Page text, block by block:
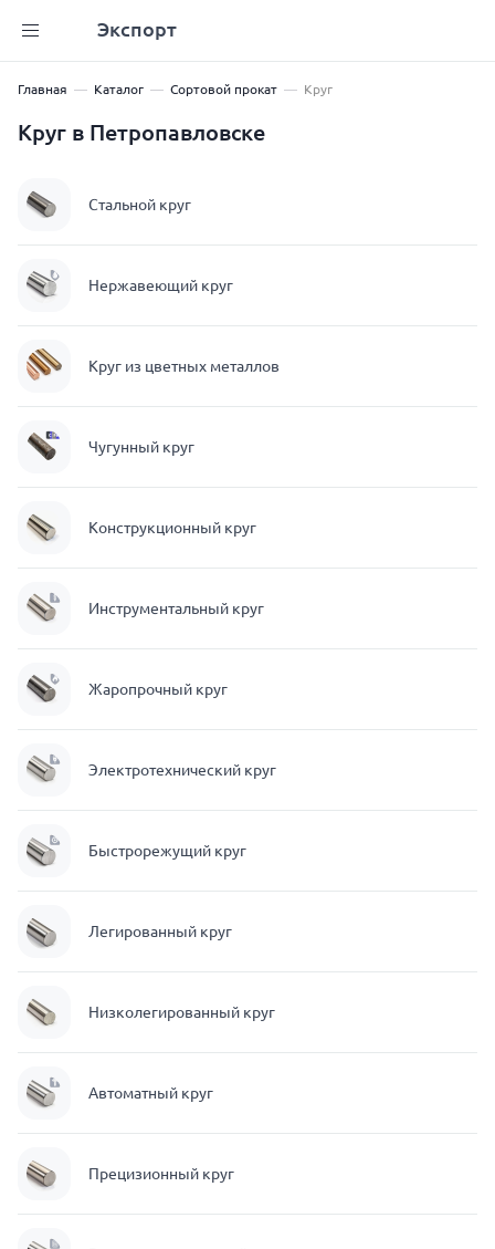
Экспорт
Главная Каталог Сортовой прокат Круг
Круг в Петропавловске
Стальной круг
Нержавеющий круг
Круг из цветных металлов
Чугунный круг
Конструкционный круг
Инструментальный круг
Жаропрочный круг
Электротехнический круг
Быстрорежущий круг
Легированный круг
Низколегированный круг
Автоматный круг
Прецизионный круг